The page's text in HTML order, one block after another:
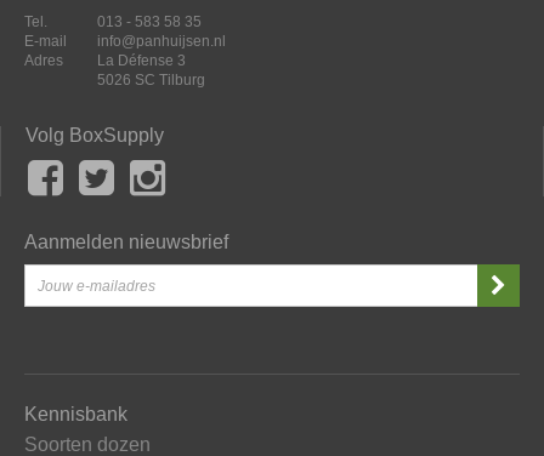
Tel.
013 - 583 58 35
E-mail
info@panhuijsen.nl
Adres
La Défense 3
5026 SC Tilburg
Volg BoxSupply
Aanmelden nieuwsbrief
Kennisbank
Soorten dozen